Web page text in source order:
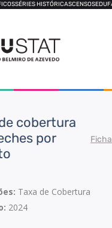
SÉRIES HISTÓRICASCENSOS
cobertura
por
Taxa de Cobertura
2024